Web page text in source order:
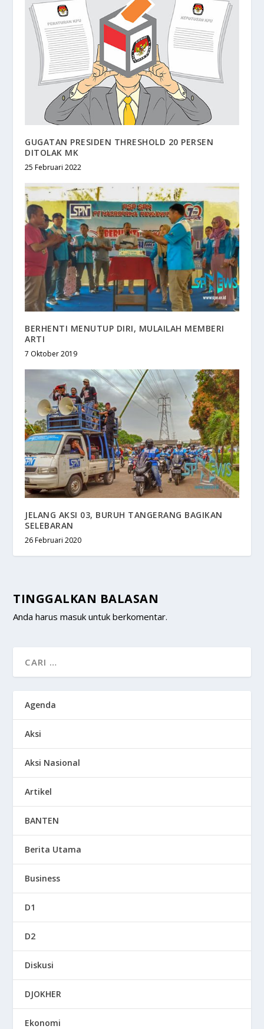
GUGATAN PRESIDEN THRESHOLD 20 PERSEN
DITOLAK MK
25 Februari 2022
BERHENTI MENUTUP DIRI, MULAILAH MEMBERI
ARTI
7 Oktober 2019
JELANG AKSI 03, BURUH TANGERANG BAGIKAN
SELEBARAN
26 Februari 2020
TINGGALKAN BALASAN
Anda harusmasuk untuk berkomentar.
Agenda
Aksi
Aksi Nasional
Artikel
BANTEN
Berita Utama
Business
D1
D2
Diskusi
DJOKHER
Ekonomi